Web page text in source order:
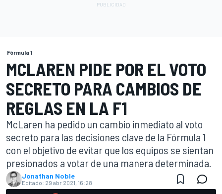
Fórmula 1
MCLAREN PIDE POR EL VOTO
SECRETO PARA CAMBIOS DE
REGLAS EN LA F1
McLaren ha pedido un cambio inmediato al voto
secreto para las decisiones clave de la Fórmula 1
con el objetivo de evitar que los equipos se sientan
presionados a votar de una manera determinada.
Jonathan Noble
Editado: 29 abr 2021, 16:28